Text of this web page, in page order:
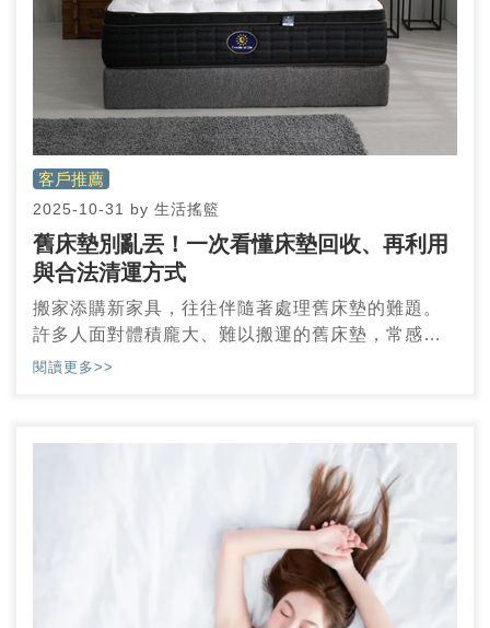
客戶推薦
2025-10-31 by 生活搖籃
舊床墊別亂丟！一次看懂床墊回收、再利用
與合法清運方式
搬家添購新家具，往往伴隨著處理舊床墊的難題。
許多人面對體積龐大、難以搬運的舊床墊，常感到
束手無策，不知該如何合法且環保的處理。事實
床墊的多元管道，包含免費的環保局清潔隊、付費
的民營清運業者，乃至於與新床配送同步的回收服
務，並說明各管道的詳細步驟、費用預估及注意事
項，幫助您輕鬆解決舊床墊的處理困擾，讓搬家過
閱讀更多>>